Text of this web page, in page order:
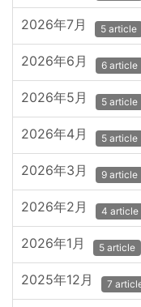
2026年7月 5 article
2026年6月 6 article
2026年5月 5 article
2026年4月 5 article
2026年3月 9 article
2026年2月 4 article
2026年1月 5 article
2025年12月 7